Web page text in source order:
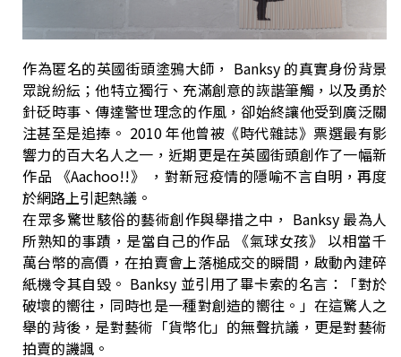
作為匿名的英國街頭塗鴉大師， Banksy 的真實身份背景
眾說紛紜；他特立獨行、充滿創意的詼諧筆觸，以及勇於
針砭時事、傳達警世理念的作風，卻始終讓他受到廣泛關
注甚至是追捧。 2010 年他曾被《時代雜誌》票選最有影
響力的百大名人之一，近期更是在英國街頭創作了一幅新
作品 《Aachoo!!》 ，對新冠疫情的隱喻不言自明，再度
於網路上引起熱議。
在眾多驚世駭俗的藝術創作與舉措之中， Banksy 最為人
所熟知的事蹟，是當自己的作品 《氣球女孩》 以相當千
萬台幣的高價，在拍賣會上落槌成交的瞬間，啟動內建碎
紙機令其自毀。 Banksy 並引用了畢卡索的名言：「對於
破壞的嚮往，同時也是一種對創造的嚮往。」在這驚人之
舉的背後，是對藝術「貨幣化」的無聲抗議，更是對藝術
拍賣的譏諷。